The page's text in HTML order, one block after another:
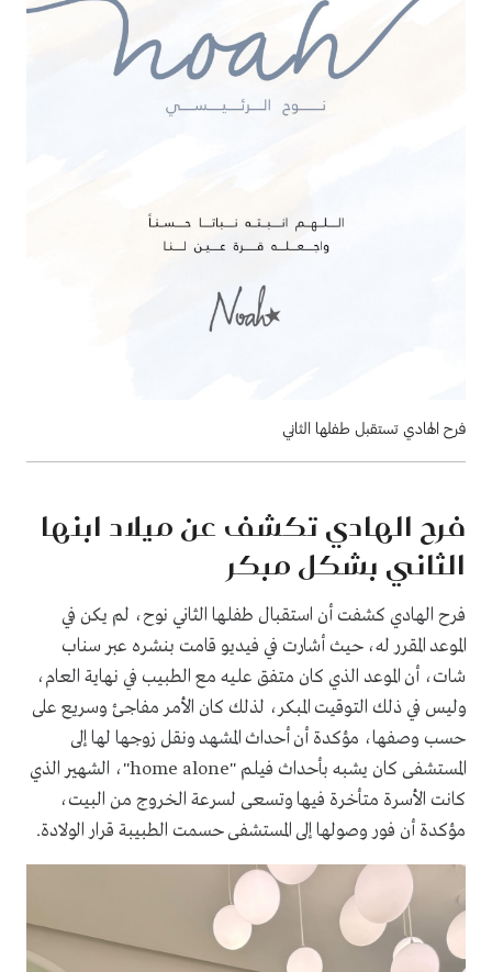
فرح الهادي تستقبل طفلها الثاني
فرح الهادي تكشف عن ميلاد ابنها
الثاني بشكل مبكر
فرح الهادي كشفت أن استقبال طفلها الثاني نوح، لم يكن في
الموعد المقرر له، حيث أشارت في فيديو قامت بنشره عبر سناب
شات، أن الموعد الذي كان متفق عليه مع الطبيب في نهاية العام،
وليس في ذلك التوقيت المبكر، لذلك كان الأمر مفاجئ وسريع على
حسب وصفها، مؤكدة أن أحداث المشهد ونقل زوجها لها إلى
المستشفى كان يشبه بأحداث فيلم "home alone"، الشهير الذي
كانت الأسرة متأخرة فيها وتسعى لسرعة الخروج من البيت،
مؤكدة أن فور وصولها إلى المستشفى حسمت الطبيبة قرار الولادة.